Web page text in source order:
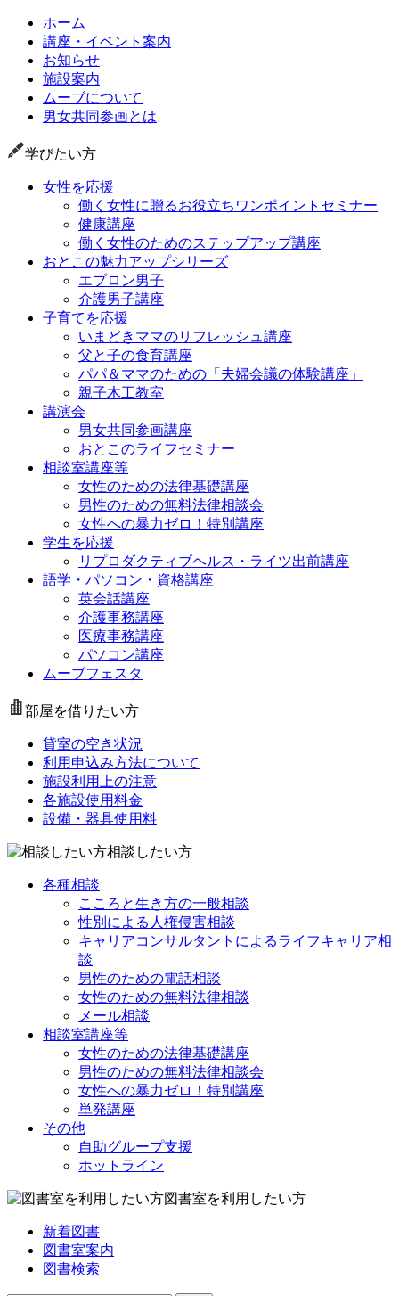
ホーム
講座・イベント案内
お知らせ
施設案内
ムーブについて
男女共同参画とは
学びたい方
女性を応援
働く女性に贈るお役立ちワンポイントセミナー
健康講座
働く女性のためのステップアップ講座
おとこの魅力アップシリーズ
エプロン男子
介護男子講座
子育てを応援
いまどきママのリフレッシュ講座
父と子の食育講座
パパ＆ママのための「夫婦会議の体験講座」
親子木工教室
講演会
男女共同参画講座
おとこのライフセミナー
相談室講座等
女性のための法律基礎講座
男性のための無料法律相談会
女性への暴力ゼロ！特別講座
学生を応援
リプロダクティブヘルス・ライツ出前講座
語学・パソコン・資格講座
英会話講座
介護事務講座
医療事務講座
パソコン講座
ムーブフェスタ
部屋を借りたい方
貸室の空き状況
利用申込み方法について
施設利用上の注意
各施設使用料金
設備・器具使用料
相談したい方
各種相談
こころと生き方の一般相談
性別による人権侵害相談
キャリアコンサルタントによるライフキャリア相
談
男性のための電話相談
女性のための無料法律相談
メール相談
相談室講座等
女性のための法律基礎講座
男性のための無料法律相談会
女性への暴力ゼロ！特別講座
単発講座
その他
自助グループ支援
ホットライン
図書室を利用したい方
新着図書
図書室案内
図書検索